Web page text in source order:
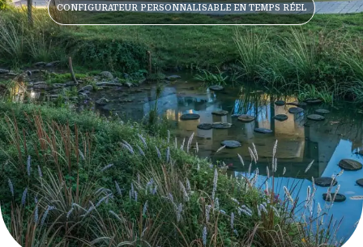
CONFIGURATEUR PERSONNALISABLE EN TEMPS RÉEL